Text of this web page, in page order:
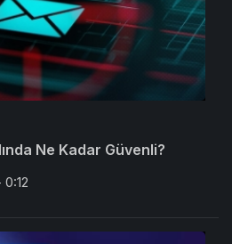
Ne Kadar Güvenli?